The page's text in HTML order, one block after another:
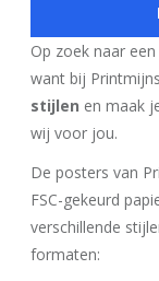
Op zoek naar
want bij
stijlen en maak
wij voor jou.
De posters van
FSC-gekeurd
verschillende
formaten: